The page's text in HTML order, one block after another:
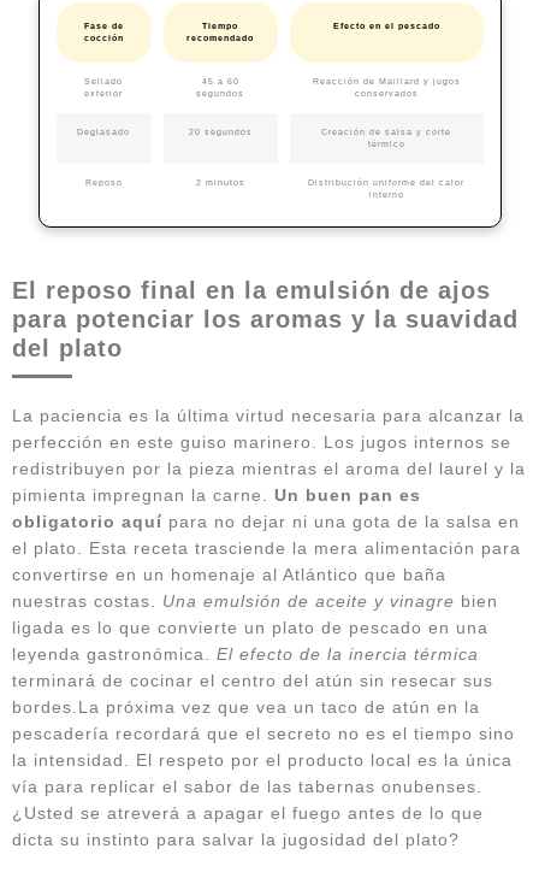
Fase de
cocción
Tiempo
recomendado
Efecto en el pescado
Sellado
exterior
45 a 60
segundos
Reacción de Maillard y jugos
conservados
Deglasado 20 segundos
Creación de salsa y corte
térmico
Reposo 2 minutos
Distribución uniforme del calor
interno
El reposo final en la emulsión de ajos
para potenciar los aromas y la suavidad
del plato
La paciencia es la última virtud necesaria para alcanzar la
perfección en este guiso marinero. Los jugos internos se
redistribuyen por la pieza mientras el aroma del laurel y la
pimienta impregnan la carne. Un buen pan es
obligatorio aquí para no dejar ni una gota de la salsa en
el plato. Esta receta trasciende la mera alimentación para
convertirse en un homenaje al Atlántico que baña
nuestras costas. Una emulsión de aceite y vinagre bien
ligada es lo que convierte un plato de pescado en una
leyenda gastronómica. El efecto de la inercia térmica
terminará de cocinar el centro del atún sin resecar sus
bordes.La próxima vez que vea un taco de atún en la
pescadería recordará que el secreto no es el tiempo sino
la intensidad. El respeto por el producto local es la única
vía para replicar el sabor de las tabernas onubenses.
¿Usted se atreverá a apagar el fuego antes de lo que
dicta su instinto para salvar la jugosidad del plato?